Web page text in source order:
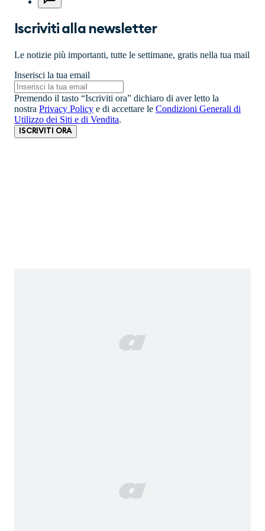
Iscriviti alla newsletter
Le notizie più importanti, tutte le settimane, gratis nella tua mail
Inserisci la tua email
Premendo il tasto “Iscriviti ora” dichiaro di aver letto la
nostra Privacy Policy e di accettare le Condizioni Generali di
Utilizzo dei Siti e di Vendita.
ISCRIVITI ORA